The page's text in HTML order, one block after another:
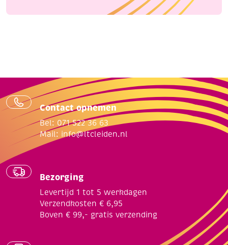
Contact opnemen
Bel: 071 522 36 63
Mail: info@ltcleiden.nl
Bezorging
Levertijd 1 tot 5 werkdagen
Verzendkosten € 6,95
Boven € 99,- gratis verzending